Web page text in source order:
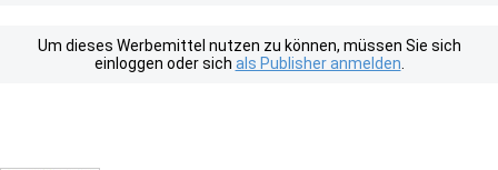
Um dieses Werbemittel nutzen zu können, müssen Sie sich
einloggen oder sich als Publisher anmelden